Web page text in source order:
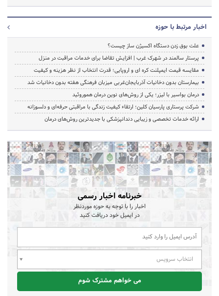
اخبار مرتبط با حوزه
علت بوق زدن دستگاه اکسیژن ساز چیست؟
پرستار سالمند در شهرک غرب | افزایش تقاضا برای خدمات مراقبت در منزل
مقایسه قیمت ایمپلنت کره ای و اروپایی؛ قدرت انتخاب از نظر هزینه و کیفیت
بیمارستان بدون دخانیات آذربایجان‌غربی میزبان فرهنگی هفته بدون دخانیات شد
درمان بواسیر با لیزر؛ یکی از روش‌های نوین درمان هموروئید
شرکت پرستاری پارسیان کلین؛ ارتقاء کیفیت زندگی با مراقبتی حرفه‌ای و دلسوزانه
ارائه خدمات تخصصی و زیبایی دندانپزشکی با جدیدترین روش‌های درمان
خبرنامه اخبار رسمی
اخبار را با توجه به حوزه موردنظر
در ایمیل خود دریافت کنید
انتخاب سرویس
می خواهم مشترک شوم